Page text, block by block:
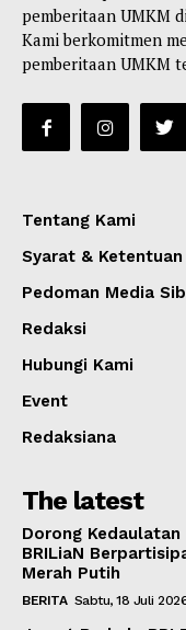
pemberitaan UMKM
Kami berkomitmen
pemberitaan UMKM
Tentang Kami
Syarat & Ketentuan
Pedoman Media
Redaksi
Hubungi Kami
Event
Redaksiana
The latest
Dorong Kedaulatan
BRILiaN
Merah Putih
BERITA Sabtu, 18 Juli